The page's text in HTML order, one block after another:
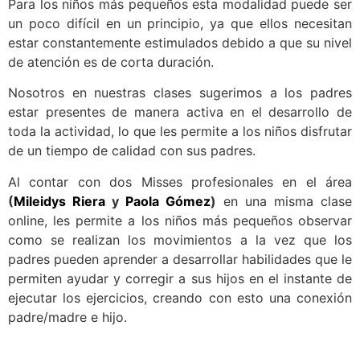
Para los niños más pequeños esta modalidad puede ser
un poco difícil en un principio, ya que ellos necesitan
estar constantemente estimulados debido a que su nivel
de atención es de corta duración.
Nosotros en nuestras clases sugerimos a los padres
estar presentes de manera activa en el desarrollo de
toda la actividad, lo que les permite a los niños disfrutar
de un tiempo de calidad con sus padres.
Al contar con dos Misses profesionales en el área
(Mileidys Riera y Paola Gómez) en una misma clase
online, les permite a los niños más pequeños observar
como se realizan los movimientos a la vez que los
padres pueden aprender a desarrollar habilidades que le
permiten ayudar y corregir a sus hijos en el instante de
ejecutar los ejercicios, creando con esto una conexión
padre/madre e hijo.